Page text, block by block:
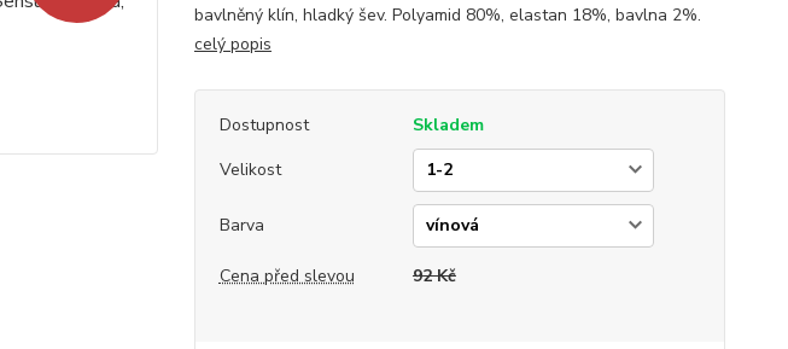
bavlněný klín, hladký šev. Polyamid 80%, elastan 18%, bavlna 2%.
celý popis
Dostupnost
Skladem
Velikost
Barva
Cena před slevou 92 Kč